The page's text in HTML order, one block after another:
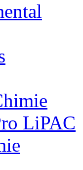
LiPAC